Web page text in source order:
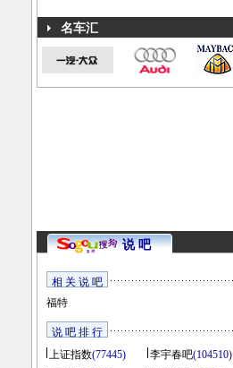
名车汇
说 吧
相 关 说 吧
福特
说 吧 排 行
上证指数(77445) 李宇春吧(104510)